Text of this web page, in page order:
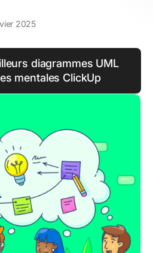
2025
diagrammes UML
mentales ClickUp